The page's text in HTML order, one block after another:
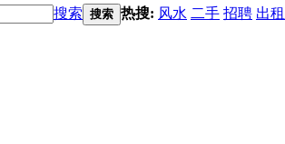
搜索 搜索 热搜: 风水 二手 招聘 出租